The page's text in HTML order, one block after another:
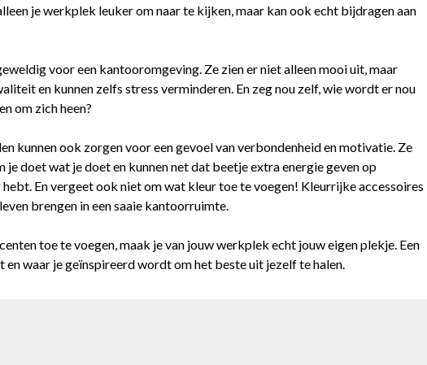
je werkplek leuker om naar te kijken, maar kan ook echt bijdragen aan
voor een kantooromgeving. Ze zien er niet alleen mooi uit, maar
en kunnen zelfs stress verminderen. En zeg nou zelf, wie wordt er nou
om zich heen?
kunnen ook zorgen voor een gevoel van verbondenheid en motivatie. Ze
je doet wat je doet en kunnen net dat beetje extra energie geven op
En vergeet ook niet om wat kleur toe te voegen! Kleurrijke accessoires
brengen in een saaie kantoorruimte.
toe te voegen, maak je van jouw werkplek echt jouw eigen plekje. Een
waar je geïnspireerd wordt om het beste uit jezelf te halen.